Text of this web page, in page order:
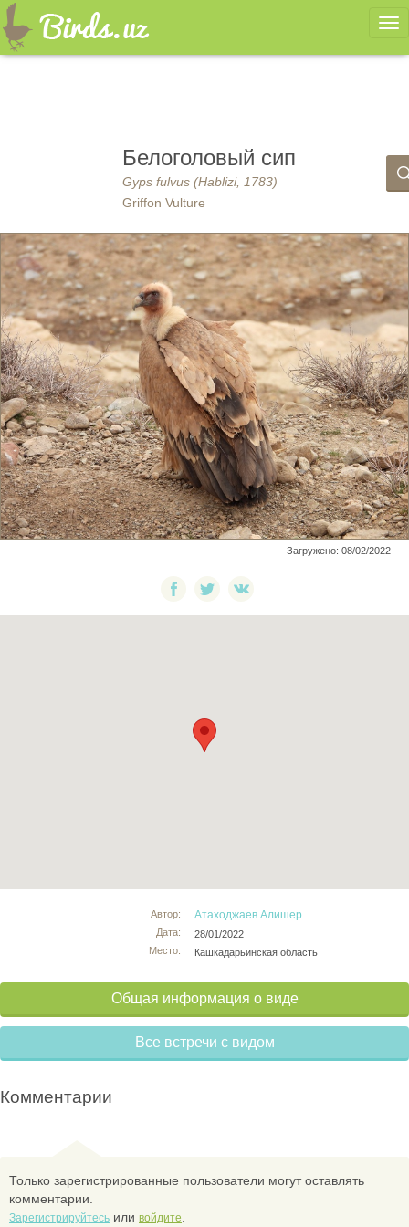
Белоголовый сип
Gyps fulvus (Hablizi, 1783)
Griffon Vulture
Загружено: 08/02/2022
Автор:
Дата:
Место:
Атаходжаев Алишер
28/01/2022
Кашкадарьинская область
Общая информация о виде
Все встречи с видом
Комментарии
Только зарегистрированные пользователи могут оставлять
комментарии.
Зарегистрируйтесь или войдите